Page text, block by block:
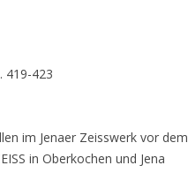
419-423
im Jenaer Zeisswerk vor dem
in Oberkochen und Jena